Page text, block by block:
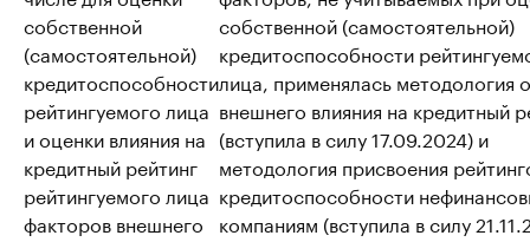
собственной
(самостоятельной)
кредитоспособности
рейтингуемого лица
и оценки влияния на
кредитный рейтинг
рейтингуемого лица
факторов внешнего
собственной (самостоятельной)
кредитоспособности
лица, применялась методология
внешнего влияния на кредитный
(вступила в силу 17.09.2024) и
методология присвоения
кредитоспособности
компаниям (вступила в силу